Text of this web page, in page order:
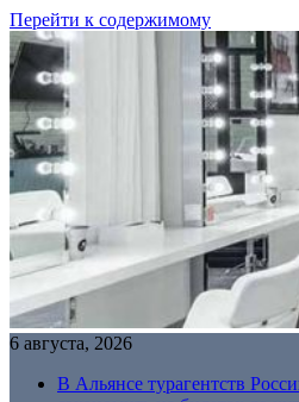
Перейти к содержимому
6 августа, 2026
В Альянсе турагентств